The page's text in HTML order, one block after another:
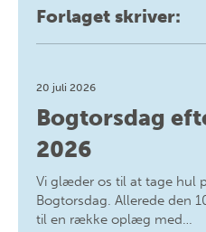
Forlaget skriver:
20 juli 2026
Bogtorsdag
2026
Vi glæder os til at tage hul
Bogtorsdag. Allerede den
til en række oplæg med…